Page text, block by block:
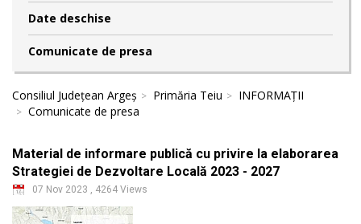
Date deschise
Comunicate de presa
Consiliul Județean Argeș Primăria Teiu
INFORMAȚII
Comunicate de presa
Material de informare publică cu privire la elaborarea
Strategiei de Dezvoltare Locală 2023 - 2027
07 Nov 2023 , 4264 Views